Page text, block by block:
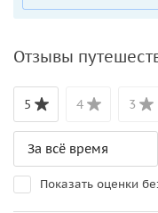
Отзывы
5 4 3
Показать оценки